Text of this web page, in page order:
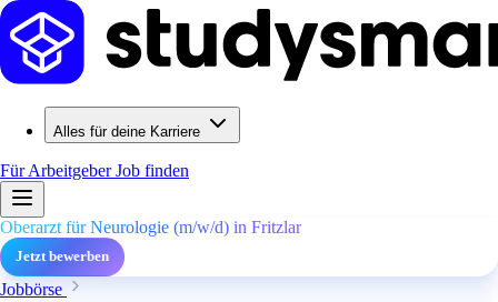
Alles für deine Karriere
Für ArbeitgeberJob finden
Oberarzt für Neurologie (m/w/d) in Fritzlar
Jetzt bewerben
Jobbörse